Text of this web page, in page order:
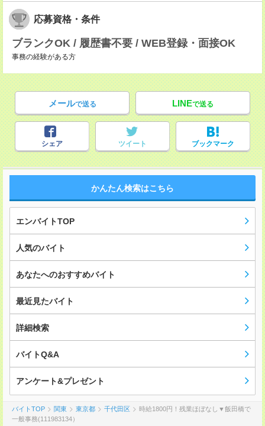
応募資格・条件
ブランクOK / 履歴書不要 / WEB登録・面接OK
事務の経験がある方
メールで送る LINEで送る
シェア ツイート ブックマーク
かんたん検索はこちら
エンバイトTOP
人気のバイト
あなたへのおすすめバイト
最近見たバイト
詳細検索
バイトQ&A
アンケート&プレゼント
バイトTOP 関東 東京都 千代田区
時給1800円！残業ほぼなし▼飯田橋で
一般事務(111983134）